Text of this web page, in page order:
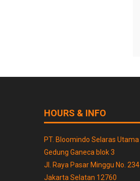
HOURS & INFO
PT. Bloomindo Selaras Utama
Gedung Ganeca blok 3
Jl. Raya Pasar Minggu No. 234
Jakarta Selatan 12760